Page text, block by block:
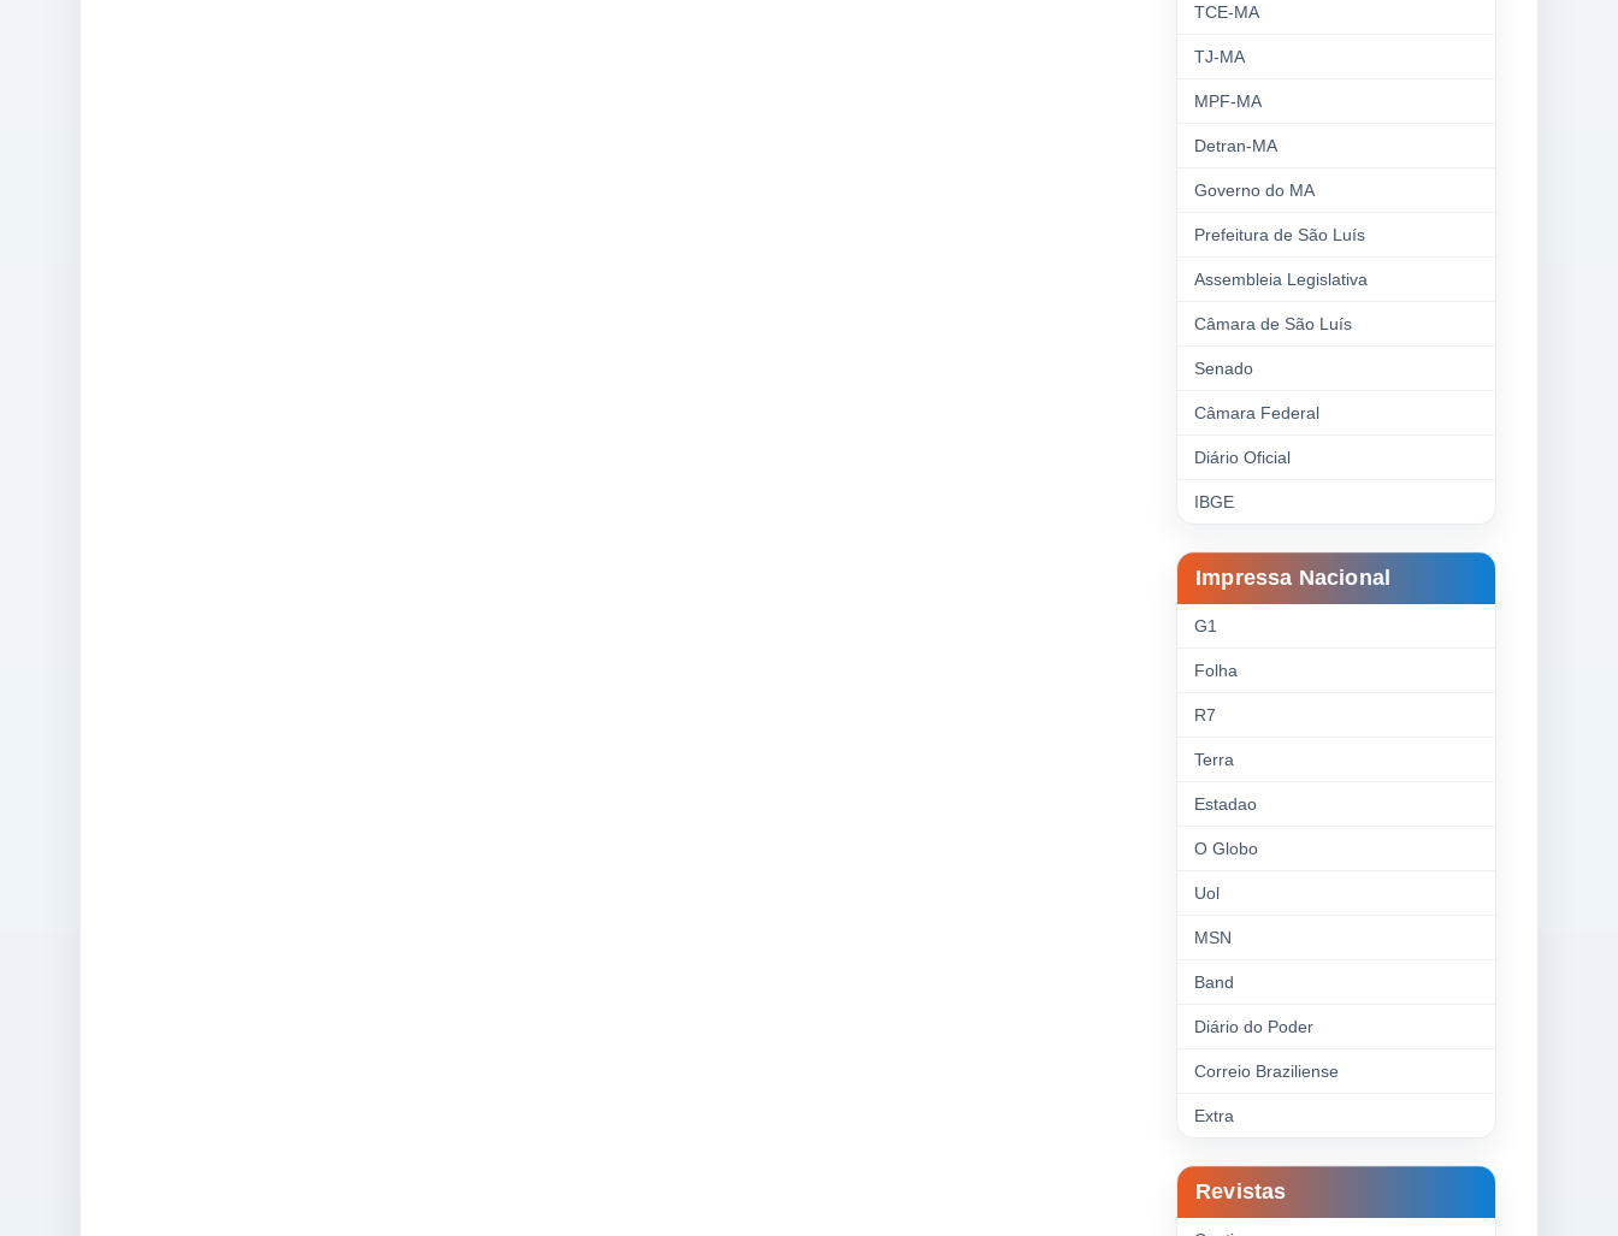
TCE-MA
TJ-MA
MPF-MA
Detran-MA
Governo do MA
Prefeitura de São Luís
Assembleia Legislativa
Câmara de São Luís
Senado
Câmara Federal
Diário Oficial
IBGE
Impressa Nacional
G1
Folha
R7
Terra
Estadao
O Globo
Uol
MSN
Band
Diário do Poder
Correio Braziliense
Extra
Revistas